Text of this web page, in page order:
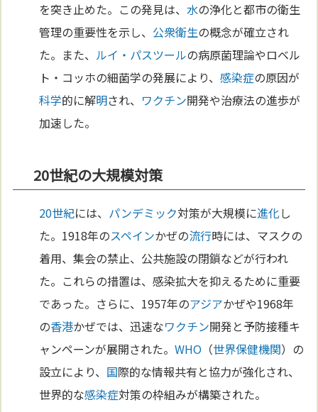
を突き止めた。この発見は、水の浄化と都市の衛生
管理の重要性を示し、 公衆衛生の概念が確立され
た。また、 ルイ・パスツールの病原菌理論やロベル
ト・コッホの細菌学の発展により、感染症の原因が
科学的に解明され、 ワクチン開発や治療法の進歩が
加速した。
20世紀の大規模対策
20世紀には、 パンデミック対策が大規模に進化し
た。1918年のスペインかぜの流行時には、マスクの
着用、集会の禁止、公共施設の閉鎖などが行われ
た。これらの措置は、感染拡大を抑えるために重要
であった。さらに、1957年のアジアかぜや1968年
の香港かぜでは、迅速なワクチン開発と予防接種キ
ャンペーンが展開された。WHO （世界保健機関）の
設立により、 国際的な情報共有と協力が強化され、
世界的な感染症対策の枠組みが構築された。